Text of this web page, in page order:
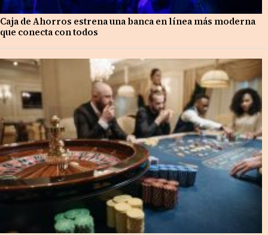
Caja de Ahorros estrena una banca en línea más moderna
que conecta con todos